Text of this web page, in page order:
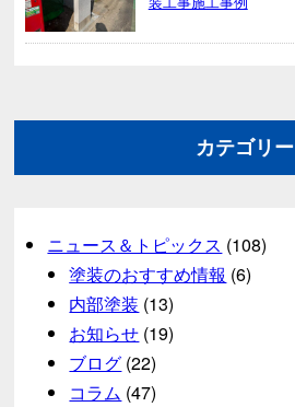
カテゴリー
ニュース＆トピックス (108)
塗装のおすすめ情報 (6)
内部塗装 (13)
お知らせ (19)
ブログ (22)
コラム (47)